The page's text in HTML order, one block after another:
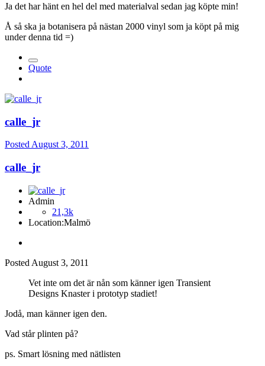
Ja det har hänt en hel del med materialval sedan jag köpte min!
Å så ska ja botanisera på nästan 2000 vinyl som ja köpt på mig
under denna tid =)
Quote
calle_jr
Posted August 3, 2011
calle_jr
Admin
21,3k
Location:Malmö
Posted August 3, 2011
Vet inte om det är nån som känner igen Transient
Designs Knaster i prototyp stadiet!
Jodå, man känner igen den.
Vad står plinten på?
ps. Smart lösning med nätlisten